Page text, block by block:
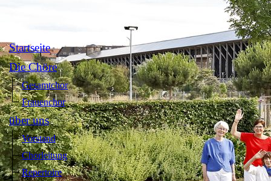
Startseite
Die Chöre
Gesamtchor
Frauenchor
über uns
Vorstand
Chorleitung
Repertoire